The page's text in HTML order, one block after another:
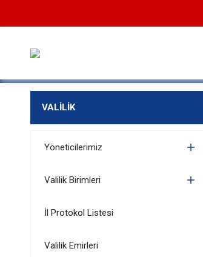
VALİLİK
Yöneticilerimiz
Valilik Birimleri
İl Protokol Listesi
Valilik Emirleri